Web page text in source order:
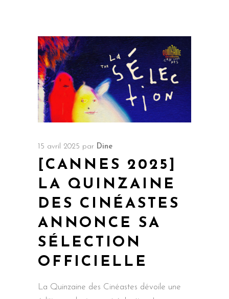
15 avril 2025 par Dine
[CANNES 2025]
LA QUINZAINE
DES CINÉASTES
ANNONCE SA
SÉLECTION
OFFICIELLE
La Quinzaine des Cinéastes dévoile une